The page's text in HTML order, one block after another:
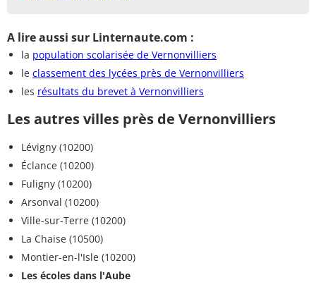
A lire aussi sur Linternaute.com :
la population scolarisée de Vernonvilliers
le classement des lycées près de Vernonvilliers
les résultats du brevet à Vernonvilliers
Les autres villes près de Vernonvilliers
Lévigny (10200)
Éclance (10200)
Fuligny (10200)
Arsonval (10200)
Ville-sur-Terre (10200)
La Chaise (10500)
Montier-en-l'Isle (10200)
Les écoles dans l'Aube